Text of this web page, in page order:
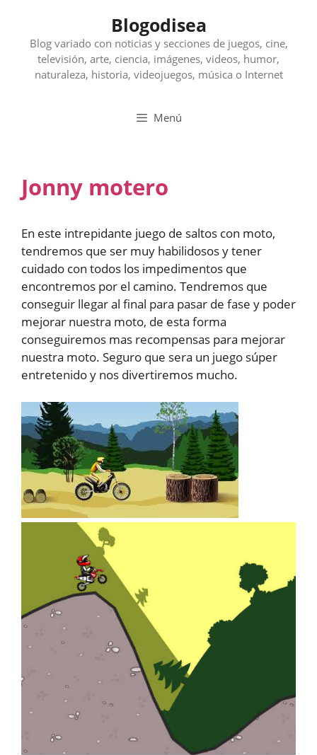
contenido
Blogodisea
Blog variado con noticias y secciones de juegos, cine,
televisión, arte, ciencia, imágenes, videos, humor,
naturaleza, historia, videojuegos, música o Internet
Menú
Jonny motero
En este intrepidante juego de saltos con moto,
tendremos que ser muy habilidosos y tener
cuidado con todos los impedimentos que
encontremos por el camino. Tendremos que
conseguir llegar al final para pasar de fase y poder
mejorar nuestra moto, de esta forma
conseguiremos mas recompensas para mejorar
nuestra moto. Seguro que sera un juego súper
entretenido y nos divertiremos mucho.